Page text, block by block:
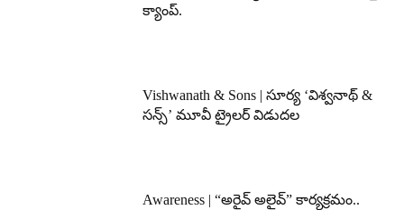
క్యాంప్.
Vishwanath & Sons | సూర్య ‘విశ్వనాథ్ &
సన్స్’ మూవీ ట్రైలర్ విడుదల
Awareness | “అరైవ్ అలైవ్” కార్యక్రమం..